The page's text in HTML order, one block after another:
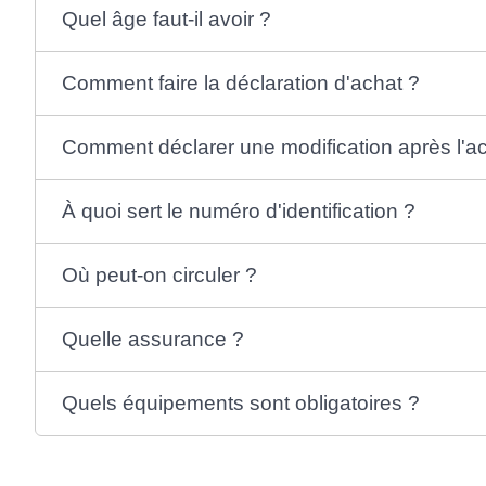
Quel âge faut-il avoir ?
Comment faire la déclaration d'achat ?
Comment déclarer une modification après
À quoi sert le numéro d'identification ?
Où peut-on circuler ?
Quelle assurance ?
Quels équipements sont obligatoires ?